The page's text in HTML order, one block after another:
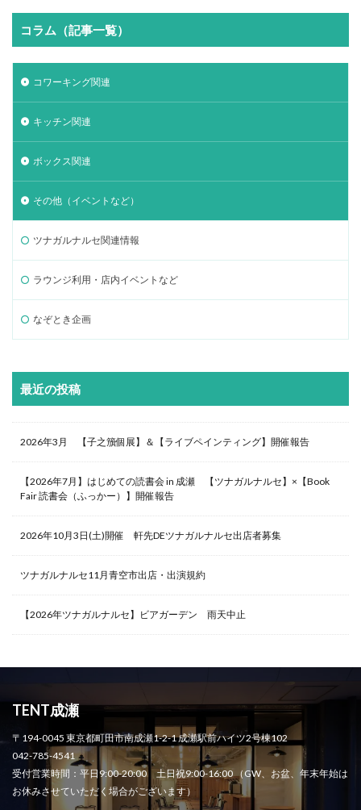
コラム（記事一覧）
コワーキング関連
キッチン関連
ボックス関連
その他（イベントなど）
ツナガルナルセ関連情報
ラウンジ利用・店内イベントなど
なぞとき企画
最近の投稿
2026年3月 【子之籏個展】＆【ライブペインティング】開催報告
【2026年7月】はじめての読書会 in 成瀬 【ツナガルナルセ】×【Book
Fair 読書会（ふっかー）】開催報告
2026年10月3日(土)開催 軒先DEツナガルナルセ出店者募集
ツナガルナルセ11月青空市出店・出演規約
【2026年ツナガルナルセ】ビアガーデン 雨天中止
TENT成瀬
〒194-0045 東京都町田市南成瀬1-2-1 成瀬駅前ハイツ2号棟102
042-785-4541
受付営業時間：平日9:00-20:00 土日祝9:00-16:00 （GW、お盆、年末年始は
お休みさせていただく場合がございます）